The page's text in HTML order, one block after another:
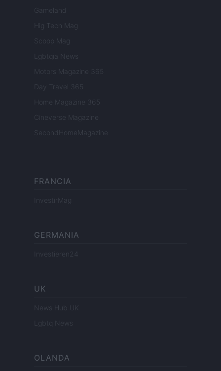
Gameland
Hig Tech Mag
Scoop Mag
Lgbtqia News
Motors Magazine 365
Day Travel 365
Home Magazine 365
Cineverse Magazine
SecondHomeMagazine
FRANCIA
InvestirMag
GERMANIA
Investieren24
UK
News Hub UK
Lgbtq News
OLANDA